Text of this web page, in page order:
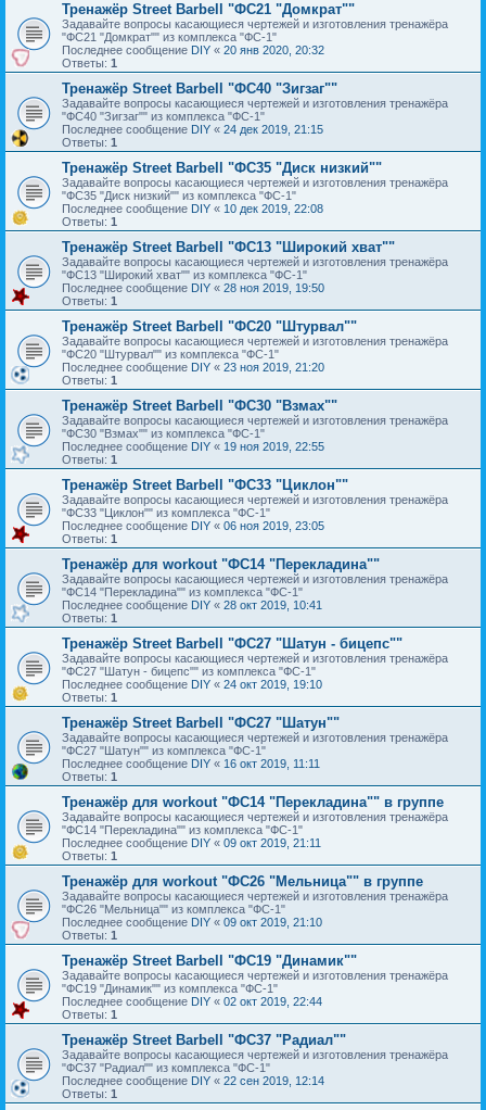
Тренажёр Street Barbell "ФС21 "Домкрат""
Задавайте вопросы касающиеся чертежей и изготовления тренажёра
"ФС21 "Домкрат"" из комплекса "ФС-1"
Последнее сообщение DIY « 20 янв 2020, 20:32
Ответы: 1
Тренажёр Street Barbell "ФС40 "Зигзаг""
Задавайте вопросы касающиеся чертежей и изготовления тренажёра
"ФС40 "Зигзаг"" из комплекса "ФС-1"
Последнее сообщение DIY « 24 дек 2019, 21:15
Ответы: 1
Тренажёр Street Barbell "ФС35 "Диск низкий""
Задавайте вопросы касающиеся чертежей и изготовления тренажёра
"ФС35 "Диск низкий"" из комплекса "ФС-1"
Последнее сообщение DIY « 10 дек 2019, 22:08
Ответы: 1
Тренажёр Street Barbell "ФС13 "Широкий хват""
Задавайте вопросы касающиеся чертежей и изготовления тренажёра
"ФС13 "Широкий хват"" из комплекса "ФС-1"
Последнее сообщение DIY « 28 ноя 2019, 19:50
Ответы: 1
Тренажёр Street Barbell "ФС20 "Штурвал""
Задавайте вопросы касающиеся чертежей и изготовления тренажёра
"ФС20 "Штурвал"" из комплекса "ФС-1"
Последнее сообщение DIY « 23 ноя 2019, 21:20
Ответы: 1
Тренажёр Street Barbell "ФС30 "Взмах""
Задавайте вопросы касающиеся чертежей и изготовления тренажёра
"ФС30 "Взмах"" из комплекса "ФС-1"
Последнее сообщение DIY « 19 ноя 2019, 22:55
Ответы: 1
Тренажёр Street Barbell "ФС33 "Циклон""
Задавайте вопросы касающиеся чертежей и изготовления тренажёра
"ФС33 "Циклон"" из комплекса "ФС-1"
Последнее сообщение DIY « 06 ноя 2019, 23:05
Ответы: 1
Тренажёр для workout "ФС14 "Перекладина""
Задавайте вопросы касающиеся чертежей и изготовления тренажёра
"ФС14 "Перекладина"" из комплекса "ФС-1"
Последнее сообщение DIY « 28 окт 2019, 10:41
Ответы: 1
Тренажёр Street Barbell "ФС27 "Шатун - бицепс""
Задавайте вопросы касающиеся чертежей и изготовления тренажёра
"ФС27 "Шатун - бицепс"" из комплекса "ФС-1"
Последнее сообщение DIY « 24 окт 2019, 19:10
Ответы: 1
Тренажёр Street Barbell "ФС27 "Шатун""
Задавайте вопросы касающиеся чертежей и изготовления тренажёра
"ФС27 "Шатун"" из комплекса "ФС-1"
Последнее сообщение DIY « 16 окт 2019, 11:11
Ответы: 1
Тренажёр для workout "ФС14 "Перекладина"" в группе
Задавайте вопросы касающиеся чертежей и изготовления тренажёра
"ФС14 "Перекладина"" из комплекса "ФС-1"
Последнее сообщение DIY « 09 окт 2019, 21:11
Ответы: 1
Тренажёр для workout "ФС26 "Мельница"" в группе
Задавайте вопросы касающиеся чертежей и изготовления тренажёра
"ФС26 "Мельница"" из комплекса "ФС-1"
Последнее сообщение DIY « 09 окт 2019, 21:10
Ответы: 1
Тренажёр Street Barbell "ФС19 "Динамик""
Задавайте вопросы касающиеся чертежей и изготовления тренажёра
"ФС19 "Динамик"" из комплекса "ФС-1"
Последнее сообщение DIY « 02 окт 2019, 22:44
Ответы: 1
Тренажёр Street Barbell "ФС37 "Радиал""
Задавайте вопросы касающиеся чертежей и изготовления тренажёра
"ФС37 "Радиал"" из комплекса "ФС-1"
Последнее сообщение DIY « 22 сен 2019, 12:14
Ответы: 1